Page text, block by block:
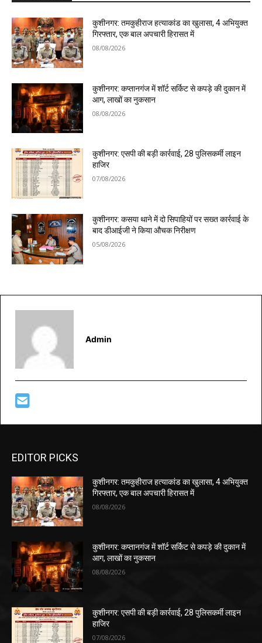
कुशीनगर: तमकुहीराज हत्याकांड का खुलासा, 4 अभियुक्त
गिरफ्तार, एक बाल अपचारी हिरासत में
08/08/2026
कुशीनगर: कप्तानगंज में शॉर्ट सर्किट से कपड़े की दुकान में
आग, लाखों का नुकसान
08/08/2026
कुशीनगर: एसपी की बड़ी कार्रवाई, 28 पुलिसकर्मी लाइन
हाजिर
07/08/2026
कुशीनगर: कसया थाने में दो सिपाहियों पर सख्त कार्रवाई के
बाद डीआईजी ने किया औचक निरीक्षण
05/08/2026
Admin
EDITOR PICKS
कुशीनगर: तमकुहीराज हत्याकांड का खुलासा, 4 अभियुक्त
गिरफ्तार, एक बाल अपचारी हिरासत में
08/08/2026
कुशीनगर: कप्तानगंज में शॉर्ट सर्किट से कपड़े की दुकान में
आग, लाखों का नुकसान
08/08/2026
कुशीनगर: एसपी की बड़ी कार्रवाई, 28 पुलिसकर्मी लाइन
हाजिर
07/08/2026